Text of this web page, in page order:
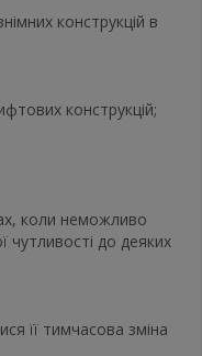
конструкцій в
конструкцій;
коли неможливо
чутливості до деяких
її тимчасова зміна